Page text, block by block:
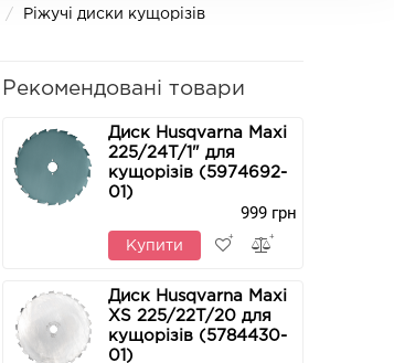
Ріжучі диски кущорізів
Рекомендовані товари
Диск Husqvarna Maxi
225/24T/1" для
кущорізів (5974692-
01)
999 грн
Купити
Диск Husqvarna Maxi
XS 225/22T/20 для
кущорізів (5784430-
01)